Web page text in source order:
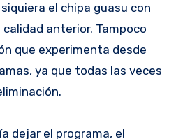
el chipa guasu con
anterior. Tampoco
que experimenta desde
ya que todas las veces
dejar el programa, el